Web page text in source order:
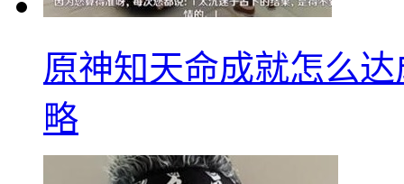
原神知天命成就怎么
略